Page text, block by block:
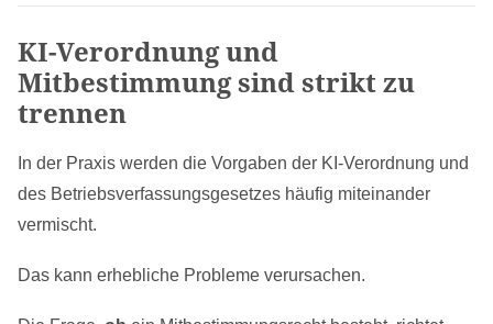
KI-Verordnung und
Mitbestimmung sind strikt zu
trennen
In der Praxis werden die Vorgaben der KI-Verordnung und
des Betriebsverfassungsgesetzes häufig miteinander
vermischt.
Das kann erhebliche Probleme verursachen.